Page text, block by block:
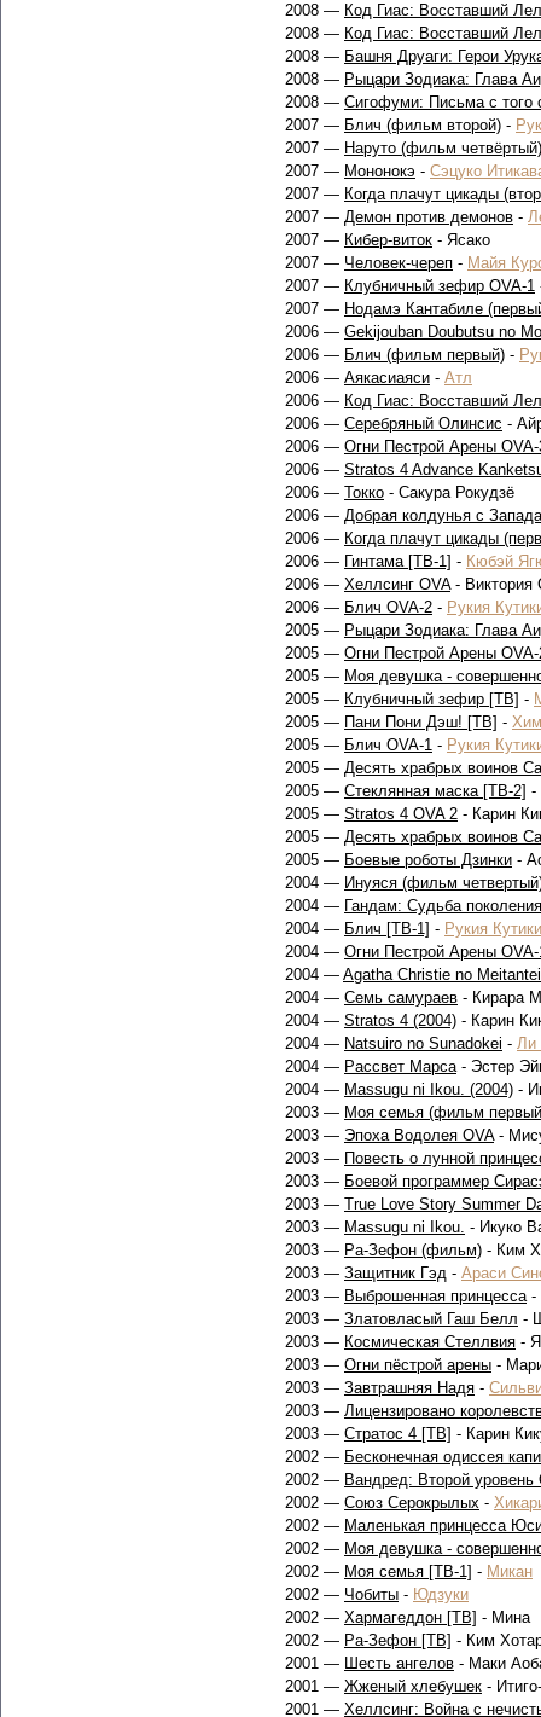
2008 — Код Гиас: Восставший
2008 — Код Гиас: Восставший
2008 — Башня Друаги: Герои
2008 — Рыцари Зодиака: Глава
2008 — Сигофуми: Письма с того
2007 — Блич (фильм второй) -
2007 — Наруто (фильм четвёртый)
2007 — Мононокэ - Сэцуко
2007 — Когда плачут цикады
2007 — Демон против демонов -
2007 — Кибер-виток - Ясако
2007 — Человек-череп - Майя
2007 — Клубничный зефир OVA-1
2007 — Нодамэ Кантабиле
2006 — Gekijouban Doubutsu no
2006 — Блич (фильм первый) -
2006 — Аякасиаяси - Атл
2006 — Код Гиас: Восставший
2006 — Серебряный Олинсис -
2006 — Огни Пестрой Арены OVA-
2006 — Stratos 4 Advance
2006 — Токко - Сакура Рокудзё
2006 — Добрая колдунья с Запада
2006 — Когда плачут цикады
2006 — Гинтама [ТВ-1] - Кюбэй
2006 — Хеллсинг OVA- Виктория
2006 — Блич OVA-2 - Рукия
2005 — Рыцари Зодиака: Глава
2005 — Огни Пестрой Арены OVA-
2005 — Моя девушка -
2005 — Клубничный зефир [ТВ] -
2005 — Пани Пони Дэш! [ТВ] -
2005 — Блич OVA-1 - Рукия
2005 — Десять храбрых воинов
2005 — Стеклянная маска [ТВ-2] -
2005 — Stratos 4 OVA 2 - Карин
2005 — Десять храбрых воинов
2005 — Боевые роботы Дзинки -
2004 — Инуяся (фильм
2004 — Гандам: Судьба
2004 — Блич [ТВ-1] - Рукия Кутики
2004 — Огни Пестрой Арены OVA-
2004 — Agatha Christie no
2004 — Семь самураев - Кирара
2004 — Stratos 4 (2004) - Карин
2004 — Natsuiro no Sunadokei - Ли
2004 — Рассвет Марса- Эстер
2004 — Massugu ni Ikou. (2004) -
2003 — Моя семья (фильм
2003 — Эпоха Водолея OVA-
2003 — Повесть о лунной
2003 — Боевой программер
2003 — True Love Story Summer
2003 — Massugu ni Ikou. - Икуко
2003 — Ра-Зефон (фильм) - Ким
2003 — Защитник Гэд - Араси
2003 — Выброшенная принцесса-
2003 — Златовласый Гаш Белл -
2003 — Космическая Стеллвия -
2003 — Огни пёстрой арены -
2003 — Завтрашняя Надя -
2003 — Лицензировано
2003 — Стратос 4 [ТВ] - Карин
2002 — Бесконечная одиссея
2002 — Вандред: Второй уровень
2002 — Союз Серокрылых -
2002 — Маленькая принцесса
2002 — Моя девушка -
2002 — Моя семья [ТВ-1] - Микан
2002 — Чобиты - Юдзуки
2002 — Хармагеддон [ТВ] - Мина
2002 — Ра-Зефон [ТВ] - Ким
2001 — Шесть ангелов - Маки
2001 — Жженый хлебушек -
2001 — Хеллсинг: Война с